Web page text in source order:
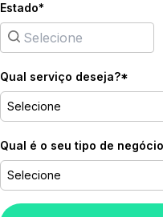
Estado*
Qual serviço deseja?*
Selecione
Qual é o seu tipo de
Selecione